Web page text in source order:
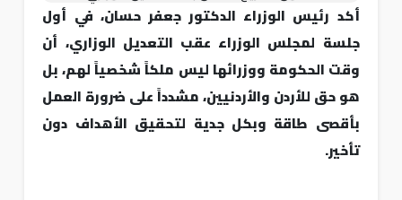
أكد رئيس الوزراء الدكتور جعفر حسان، في أول
جلسة لمجلس الوزراء عقب التعديل الوزاري، أن
وقت الحكومة ووزرائها ليس ملكاً شخصياً لهم، بل
هو حق للأردن والأردنيين، مشدداً على ضرورة العمل
بأقصى طاقة وبكل جدية لتحقيق الأهداف دون
تأخير.